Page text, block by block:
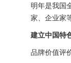
明年是我国
家、企业家
建立中国特
品牌价值评